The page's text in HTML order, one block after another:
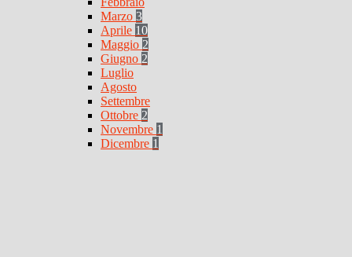
Marzo 3
Aprile 10
Maggio 2
Giugno 2
Luglio
Agosto
Settembre
Ottobre 2
Novembre 1
Dicembre 1